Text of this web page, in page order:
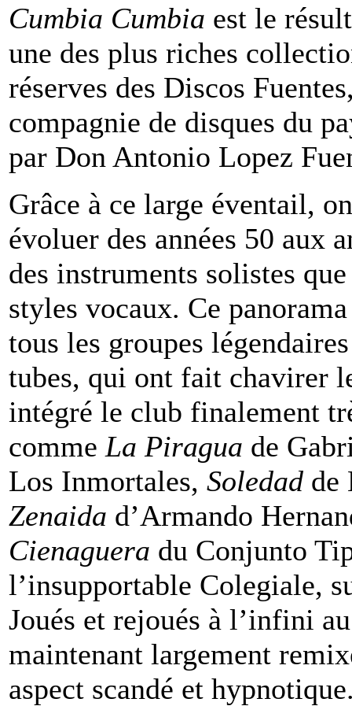
Cumbia Cumbia est le
une des plus riches
réserves des Discos
compagnie de disques du
par Don Antonio Lopez
Grâce à ce large éventail,
évoluer des années 50 aux
des instruments solistes
styles vocaux. Ce
tous les groupes
tubes, qui ont fait chavirer
intégré le club finalement
comme La Piragua de
Los Inmortales, Soledad de
Zenaida d’Armando
Cienaguera du Conjunto
l’insupportable Colegiale,
Joués et rejoués à l’infini
maintenant largement
aspect scandé et